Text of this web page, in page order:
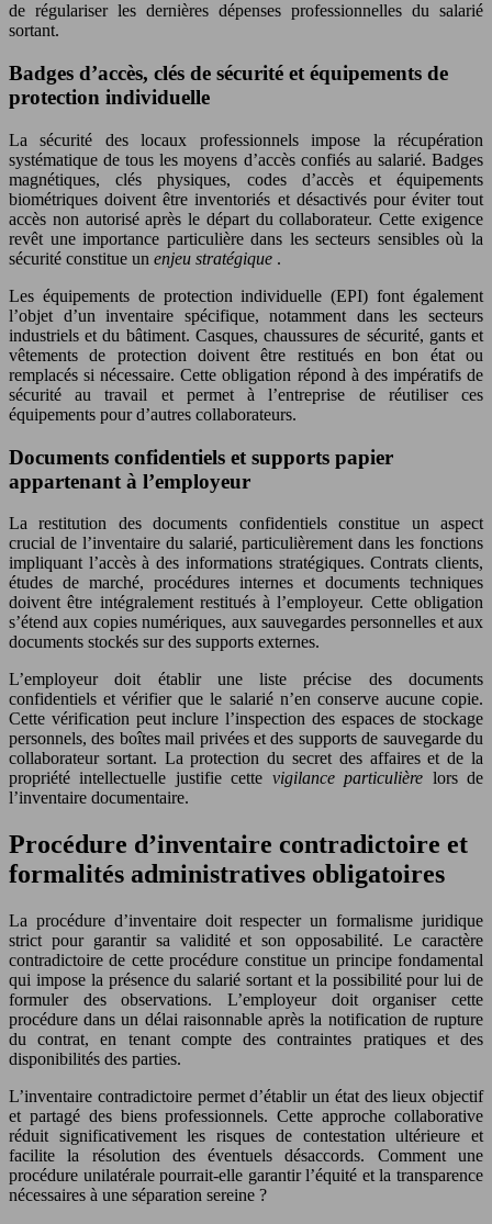
de régulariser les dernières dépenses professionnelles du salarié
sortant.
Badges d’accès, clés de sécurité et équipements de
protection individuelle
La sécurité des locaux professionnels impose la récupération
systématique de tous les moyens d’accès confiés au salarié. Badges
magnétiques, clés physiques, codes d’accès et équipements
biométriques doivent être inventoriés et désactivés pour éviter tout
accès non autorisé après le départ du collaborateur. Cette exigence
revêt une importance particulière dans les secteurs sensibles où la
sécurité constitue un enjeu stratégique .
Les équipements de protection individuelle (EPI) font également
l’objet d’un inventaire spécifique, notamment dans les secteurs
industriels et du bâtiment. Casques, chaussures de sécurité, gants et
vêtements de protection doivent être restitués en bon état ou
remplacés si nécessaire. Cette obligation répond à des impératifs de
sécurité au travail et permet à l’entreprise de réutiliser ces
équipements pour d’autres collaborateurs.
Documents confidentiels et supports papier
appartenant à l’employeur
La restitution des documents confidentiels constitue un aspect
crucial de l’inventaire du salarié, particulièrement dans les fonctions
impliquant l’accès à des informations stratégiques. Contrats clients,
études de marché, procédures internes et documents techniques
doivent être intégralement restitués à l’employeur. Cette obligation
s’étend aux copies numériques, aux sauvegardes personnelles et aux
documents stockés sur des supports externes.
L’employeur doit établir une liste précise des documents
confidentiels et vérifier que le salarié n’en conserve aucune copie.
Cette vérification peut inclure l’inspection des espaces de stockage
personnels, des boîtes mail privées et des supports de sauvegarde du
collaborateur sortant. La protection du secret des affaires et de la
propriété intellectuelle justifie cette vigilance particulière lors de
l’inventaire documentaire.
Procédure d’inventaire contradictoire et
formalités administratives obligatoires
La procédure d’inventaire doit respecter un formalisme juridique
strict pour garantir sa validité et son opposabilité. Le caractère
contradictoire de cette procédure constitue un principe fondamental
qui impose la présence du salarié sortant et la possibilité pour lui de
formuler des observations. L’employeur doit organiser cette
procédure dans un délai raisonnable après la notification de rupture
du contrat, en tenant compte des contraintes pratiques et des
disponibilités des parties.
L’inventaire contradictoire permet d’établir un état des lieux objectif
et partagé des biens professionnels. Cette approche collaborative
réduit significativement les risques de contestation ultérieure et
facilite la résolution des éventuels désaccords. Comment une
procédure unilatérale pourrait-elle garantir l’équité et la transparence
nécessaires à une séparation sereine ?